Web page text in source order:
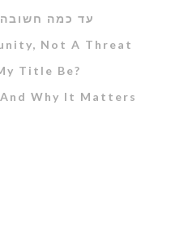
עד כמה חשובה
Not A Threat
Title Be?
Why It Matters